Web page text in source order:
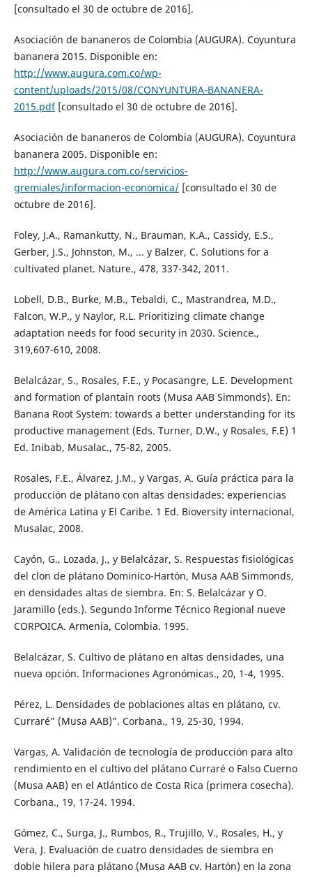
[consultado el 30 de octubre de 2016].
Asociación de bananeros de Colombia (AUGURA). Coyuntura
bananera 2015. Disponible en:
http://www.augura.com.co/wp-
content/uploads/2015/08/CONYUNTURA-BANANERA-
2015.pdf[consultado el 30 de octubre de 2016].
Asociación de bananeros de Colombia (AUGURA). Coyuntura
bananera 2005. Disponible en:
http://www.augura.com.co/servicios-
gremiales/informacion-economica/[consultado el 30 de
octubre de 2016].
Foley, J.A., Ramankutty, N., Brauman, K.A., Cassidy, E.S.,
Gerber, J.S., Johnston, M., ... y Balzer, C. Solutions for a
cultivated planet. Nature., 478, 337-342, 2011.
Lobell, D.B., Burke, M.B., Tebaldi, C., Mastrandrea, M.D.,
Falcon, W.P., y Naylor, R.L. Prioritizing climate change
adaptation needs for food security in 2030. Science.,
319,607-610, 2008.
Belalcázar, S., Rosales, F.E., y Pocasangre, L.E. Development
and formation of plantain roots (Musa AAB Simmonds). En:
Banana Root System: towards a better understanding for its
productive management (Eds. Turner, D.W., y Rosales, F.E) 1
Ed. Inibab, Musalac., 75-82, 2005.
Rosales, F.E., Álvarez, J.M., y Vargas, A. Guía práctica para la
producción de plátano con altas densidades: experiencias
de América Latina y El Caribe. 1 Ed. Bioversity internacional,
Musalac, 2008.
Cayón, G., Lozada, J., y Belalcázar, S. Respuestas fisiológicas
del clon de plátano Dominico-Hartón, Musa AAB Simmonds,
en densidades altas de siembra. En: S. Belalcázar y O.
Jaramillo (eds.). Segundo Informe Técnico Regional nueve
CORPOICA. Armenia, Colombia. 1995.
Belalcázar, S. Cultivo de plátano en altas densidades, una
nueva opción. Informaciones Agronómicas., 20, 1-4, 1995.
Pérez, L. Densidades de poblaciones altas en plátano, cv.
Curraré” (Musa AAB)”. Corbana., 19, 25-30, 1994.
Vargas, A. Validación de tecnología de producción para alto
rendimiento en el cultivo del plátano Curraré o Falso Cuerno
(Musa AAB) en el Atlántico de Costa Rica (primera cosecha).
Corbana., 19, 17-24. 1994.
Gómez, C., Surga, J., Rumbos, R., Trujillo, V., Rosales, H., y
Vera, J. Evaluación de cuatro densidades de siembra en
doble hilera para plátano (Musa AAB cv. Hartón) en la zona